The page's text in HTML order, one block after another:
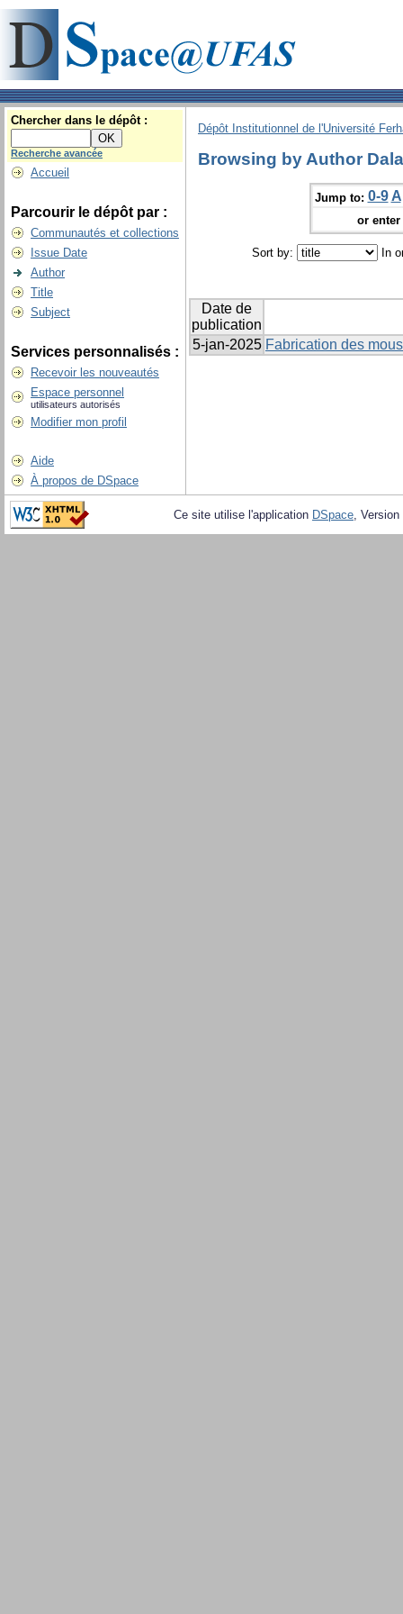
Chercher dans le dépôt :
Recherche avancée
Accueil
Parcourir le dépôt par :
Communautés et collections
Issue Date
Author
Title
Subject
Services personnalisés :
Recevoir les nouveautés
Espace personnel
utilisateurs autorisés
Modifier mon profil
Aide
À propos de DSpace
Dépôt Institutionnel de l'Université
Browsing by Author
Jump to: 0-9 A
or
Sort by: In
Date de
publication
5-jan-2025 Fabrication des
Ce site utilise l'application DSpace,